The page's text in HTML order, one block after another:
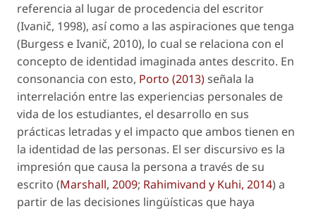
referencia al lugar de procedencia del escritor
(Ivanič, 1998), así como a las aspiraciones que tenga
(Burgess e Ivanič, 2010), lo cual se relaciona con el
concepto de identidad imaginada antes descrito. En
consonancia con esto, Porto (2013)señala la
interrelación entre las experiencias personales de
vida de los estudiantes, el desarrollo en sus
prácticas letradas y el impacto que ambos tienen en
la identidad de las personas. El ser discursivo es la
impresión que causa la persona a través de su
escrito (Marshall, 2009; Rahimivand y Kuhi, 2014) a
partir de las decisiones lingüísticas que haya